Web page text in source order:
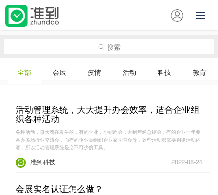
切
搜索
全部 会展 疫情 活动 科技 教育
活动管理系统，大大提升办会效率，适合企业组
织各种活动
各种活动，每天都在发生的，有的企业，小到周会，大到年终总结会，有的企业一年要
举办多场行业交流会，而有的企业会组织企业家学习会等，这些活动都需要创建活动内
容，所以活动管理系统是必不可少的工具。
准到科技 2022-08-24
会展实名认证怎么做？